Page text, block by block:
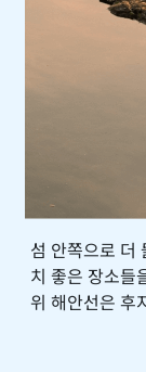
섬 안쪽으로 더
치 좋은 장소들
위 해안선은 후